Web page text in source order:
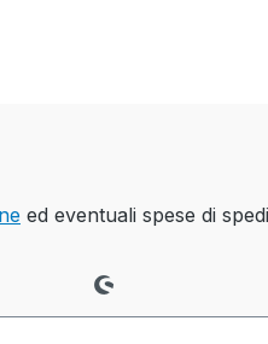
ed eventuali spese di